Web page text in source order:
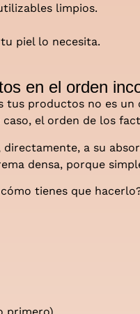
limpios.
piel lo necesita.
en el orden
tus productos no es
el orden de los
directamente, a su
densa, porque
tienes que